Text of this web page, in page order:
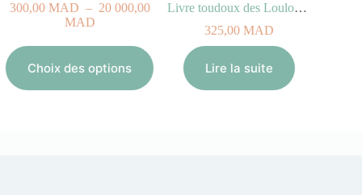
300,00MAD – 20 000,00
MADPlage
prix :
300,00
MAD
à
Choix des options
produit
Livre toudoux des Loulous – Baby Loulous (6-36 mois)
325,00MAD
Lire la suite